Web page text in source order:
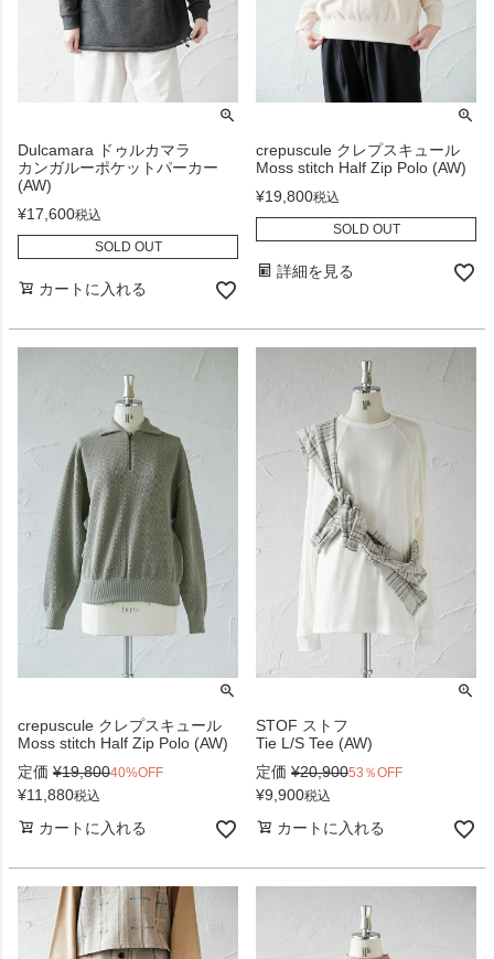
Dulcamara ドゥルカマラ
カンガルーポケットパーカー
(AW)
¥17,600税込
SOLD OUT
カートに入れる
crepuscule クレプスキュール
Moss stitch Half Zip Polo (AW)
¥19,800税込
SOLD OUT
詳細を見る
crepuscule クレプスキュール
Moss stitch Half Zip Polo (AW)
定価 ¥19,80040%OFF
¥11,880税込
カートに入れる
STOF ストフ
Tie L/S Tee (AW)
定価 ¥20,90053％OFF
¥9,900税込
カートに入れる